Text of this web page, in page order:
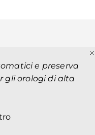
e preserva
gli orologi di alta